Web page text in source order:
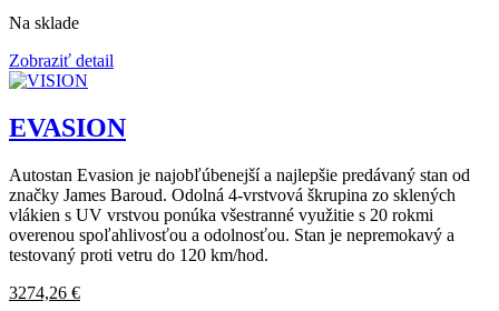
Na sklade
Zobraziť detail
EVASION
Autostan Evasion je najobľúbenejší a najlepšie predávaný stan od
značky James Baroud. Odolná 4-vrstvová škrupina zo sklených
vlákien s UV vrstvou ponúka všestranné využitie s 20 rokmi
overenou spoľahlivosťou a odolnosťou. Stan je nepremokavý a
testovaný proti vetru do 120 km/hod.
3274,26 €